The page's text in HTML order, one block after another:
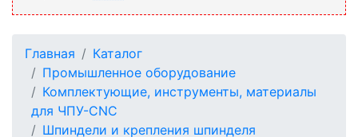
Главная
Каталог
Промышленное оборудование
Комплектующие, инструменты, материалы
для ЧПУ-CNC
Шпиндели и крепления шпинделя